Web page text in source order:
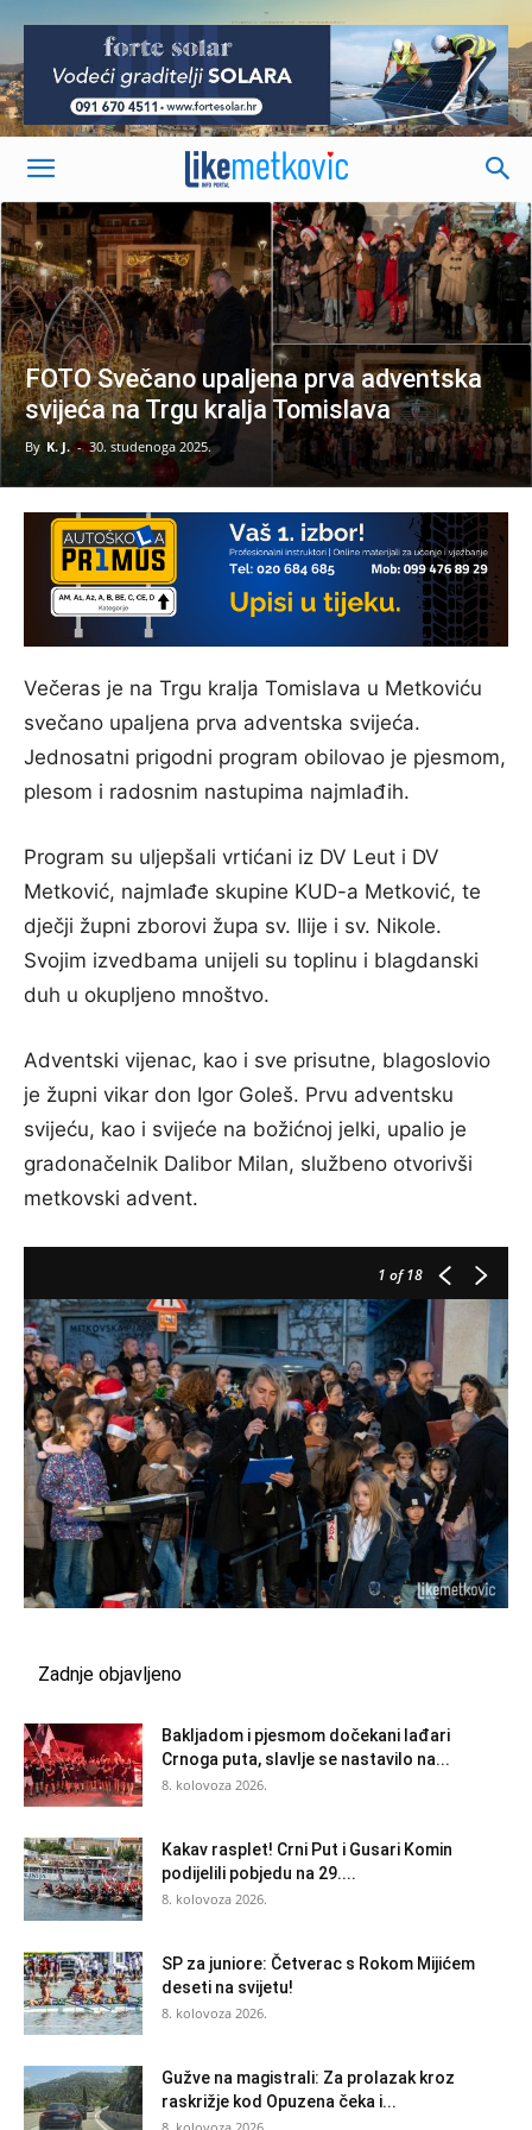
-
FOTO Svečano upaljena prva adventska
svijeća na Trgu kralja Tomislava
By K. J. - 30. studenoga 2025.
Večeras je na Trgu kralja Tomislava u Metkoviću
svečano upaljena prva adventska svijeća.
Jednosatni prigodni program obilovao je pjesmom,
plesom i radosnim nastupima najmlađih.
Program su uljepšali vrtićani iz DV Leut i DV
Metković, najmlađe skupine KUD-a Metković, te
dječji župni zborovi župa sv. Ilije i sv. Nikole.
Svojim izvedbama unijeli su toplinu i blagdanski
duh u okupljeno mnoštvo.
Adventski vijenac, kao i sve prisutne, blagoslovio
je župni vikar don Igor Goleš. Prvu adventsku
svijeću, kao i svijeće na božićnoj jelki, upalio je
gradonačelnik Dalibor Milan, službeno otvorivši
metkovski advent.
1 of 18
Zadnje objavljeno
Bakljadom i pjesmom dočekani lađari
Crnoga puta, slavlje se nastavilo na...
8. kolovoza 2026.
Kakav rasplet! Crni Put i Gusari Komin
podijelili pobjedu na 29....
8. kolovoza 2026.
SP za juniore: Četverac s Rokom Mijićem
deseti na svijetu!
8. kolovoza 2026.
Gužve na magistrali: Za prolazak kroz
raskrižje kod Opuzena čeka i...